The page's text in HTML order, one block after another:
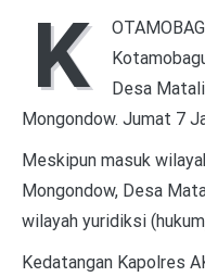
K
Desa
Mongondow. Jumat 7
Meskipun masuk
Mongondow, Desa
wilayah yuridiksi
Kedatangan Kapolres